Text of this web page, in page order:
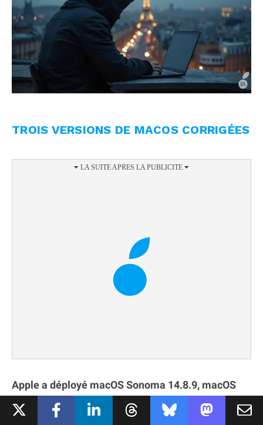
TROIS VERSIONS DE MACOS CORRIGÉES
Apple a déployé macOS Sonoma 14.8.9, macOS
Sequoia 15.7.9 et macOS Tahoe 26.6.1.
Au
moment de leur publication, la firme indiquait